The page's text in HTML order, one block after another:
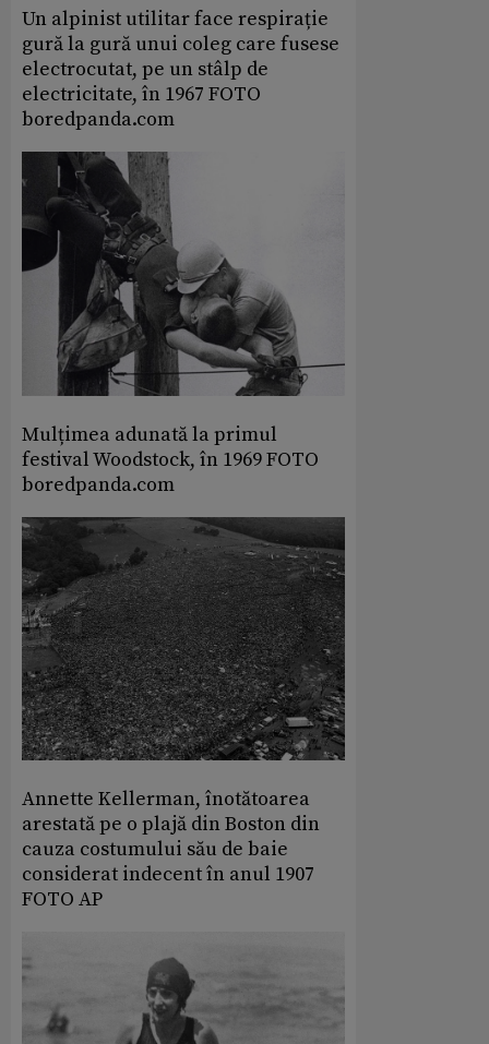
Un alpinist utilitar face respirație
gură la gură unui coleg care fusese
electrocutat, pe un stâlp de
electricitate, în 1967 FOTO
boredpanda.com
Mulțimea adunată la primul
festival Woodstock, în 1969 FOTO
boredpanda.com
Annette Kellerman, înotătoarea
arestată pe o plajă din Boston din
cauza costumului său de baie
considerat indecent în anul 1907
FOTO AP